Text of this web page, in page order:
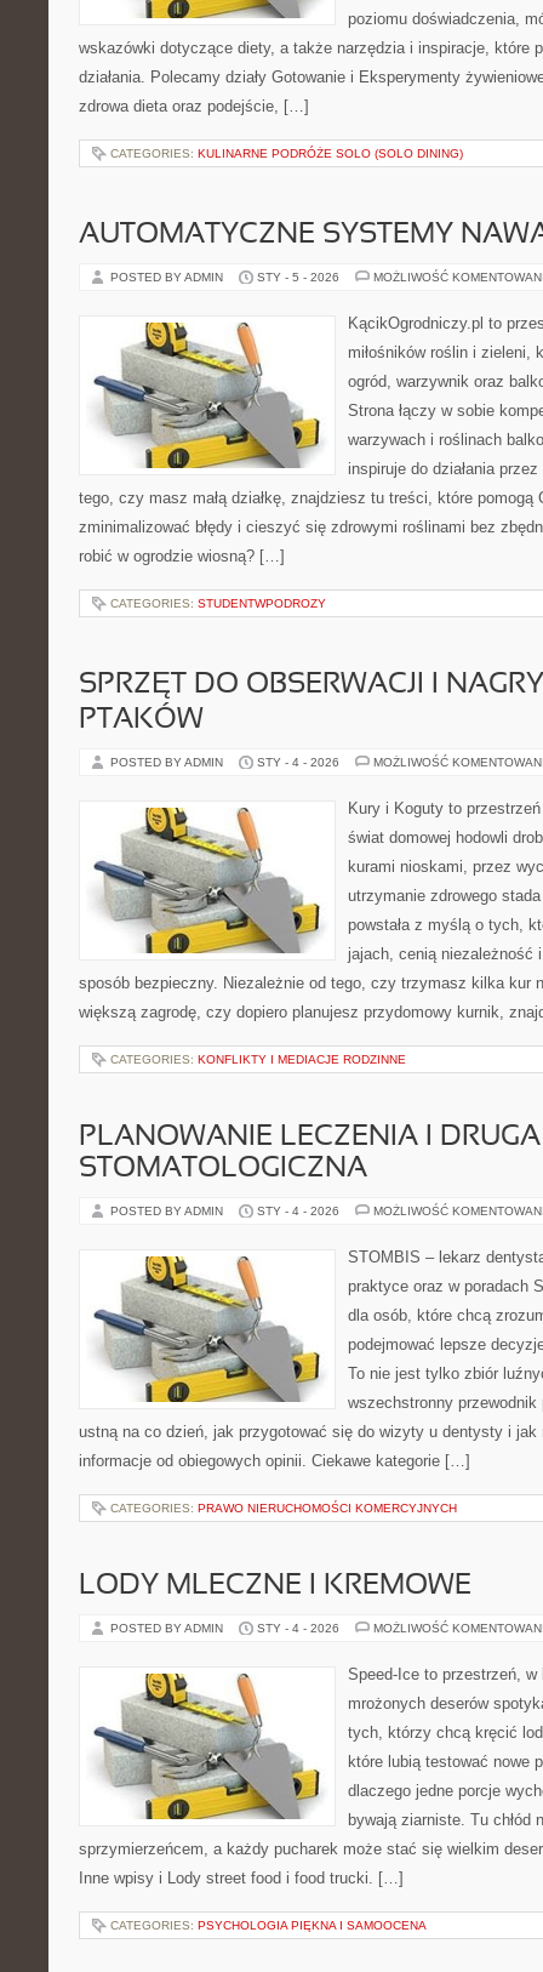
poziomu doświadczenia,
wskazówki dotyczące diety, a także narzędzia i inspiracje, które
działania. Polecamy działy Gotowanie i Eksperymenty
zdrowa dieta oraz podejście, […]
CATEGORIES: KULINARNE PODRÓŻE SOLO (SOLO DINING)
AUTOMATYCZNE SYSTEMY
POSTED BY ADMIN STY - 5 - 2026 MOŻLIWOŚĆ
KącikOgrodniczy.pl to
miłośników roślin i zieleni,
ogród, warzywnik oraz
Strona łączy w sobie
warzywach i roślinach
inspiruje do działania
tego, czy masz małą działkę, znajdziesz tu treści, które pomogą
zminimalizować błędy i cieszyć się zdrowymi roślinami bez
robić w ogrodzie wiosną? […]
CATEGORIES: STUDENTWPODROZY
SPRZĘT DO OBSERWACJI I
PTAKÓW
POSTED BY ADMIN STY - 4 - 2026 MOŻLIWOŚĆ
Kury i Koguty to
świat domowej hodowli
kurami nioskami, przez
utrzymanie zdrowego
powstała z myślą o tych,
jajach, cenią niezależność
sposób bezpieczny. Niezależnie od tego, czy trzymasz kilka kur
większą zagrodę, czy dopiero planujesz przydomowy kurnik,
CATEGORIES: KONFLIKTY I MEDIACJE RODZINNE
PLANOWANIE LECZENIA I
STOMATOLOGICZNA
POSTED BY ADMIN STY - 4 - 2026 MOŻLIWOŚĆ
STOMBIS – lekarz
praktyce oraz w poradach
dla osób, które chcą
podejmować lepsze
To nie jest tylko zbiór
wszechstronny
ustną na co dzień, jak przygotować się do wizyty u dentysty i jak
informacje od obiegowych opinii. Ciekawe kategorie […]
CATEGORIES: PRAWO NIERUCHOMOŚCI KOMERCYJNYCH
LODY MLECZNE I KREMOWE
POSTED BY ADMIN STY - 4 - 2026 MOŻLIWOŚĆ
Speed-Ice to przestrzeń,
mrożonych deserów
tych, którzy chcą kręcić
które lubią testować nowe
dlaczego jedne porcje
bywają ziarniste. Tu
sprzymierzeńcem, a każdy pucharek może stać się wielkim
Inne wpisy i Lody street food i food trucki. […]
CATEGORIES: PSYCHOLOGIA PIĘKNA I SAMOOCENA